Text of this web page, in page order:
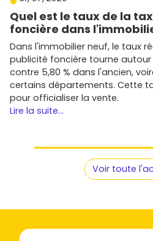
Quel est le taux de la
foncière dans
Dans l'immobilier neuf, le taux
publicité foncière tourne autour
contre 5,80 % dans l'ancien,
certains départements. Cette
pour officialiser la vente.
Lire la suite...
Voir toute